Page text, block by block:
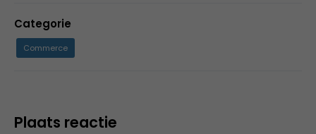
Categorie
Commerce
Plaats reactie